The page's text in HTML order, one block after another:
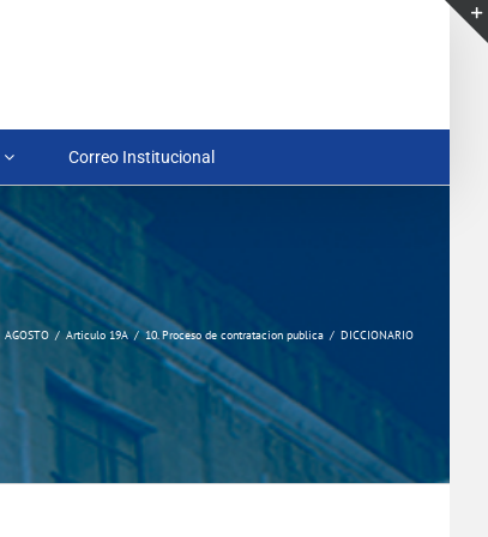
Correo Institucional
AGOSTO Articulo 19A 10. Proceso de contratacion publica DICCIONARIO